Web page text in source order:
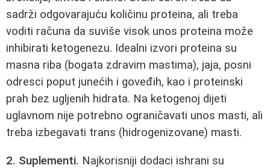
sadrži odgovarajuću količinu proteina, ali treba
voditi računa da suviše visok unos proteina može
inhibirati ketogenezu. Idealni izvori proteina su
masna riba (bogata zdravim mastima), jaja, posni
odresci poput junećih i goveđih, kao i proteinski
prah bez ugljenih hidrata. Na ketogenoj dijeti
uglavnom nije potrebno ograničavati unos masti, ali
treba izbegavati trans (hidrogenizovane) masti.
2. Suplementi. Najkorisniji dodaci ishrani su